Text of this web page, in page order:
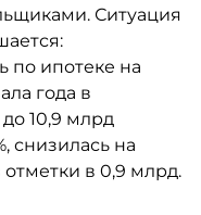
Ситуация
по ипотеке на
года в
10,9 млрд
снизилась на
в 0,9 млрд.